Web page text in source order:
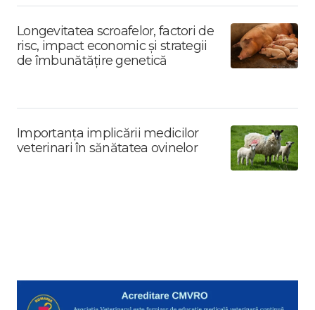
Longevitatea scroafelor, factori de
risc, impact economic și strategii
de îmbunătățire genetică
Importanța implicării medicilor
veterinari în sănătatea ovinelor